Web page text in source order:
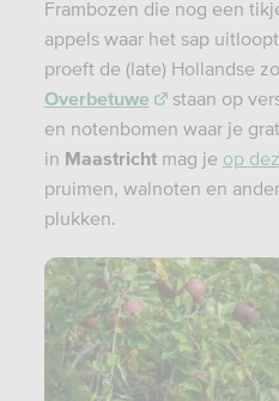
Frambozen die nog een
appels waar het sap
proeft de (late) Hollandse
Overbetuwe
staan op
en notenbomen waar je
in Maastricht mag je op
pruimen, walnoten en
plukken.